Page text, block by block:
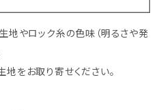
地やロック糸の色味（明るさや発
をお取り寄せください。